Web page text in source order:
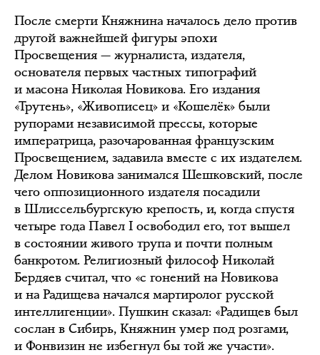
После смерти Княжнина началось дело против
другой важнейшей фигуры эпохи
Просвещения — журналиста, издателя,
основателя первых частных типографий
и масона Николая Новикова. Его издания
«Трутень», «Живописец» и «Кошелёк» были
рупорами независимой прессы, которые
императрица, разочарованная французским
Просвещением, задавила вместе с их издателем.
Делом Новикова занимался Шешковский, после
чего оппозиционного издателя посадили
в Шлиссельбургскую крепость, и, когда спустя
четыре года Павел I освободил его, тот вышел
в состоянии живого трупа и почти полным
банкротом. Религиозный философ Николай
Бердяев считал, что «с гонений на Новикова
и на Радищева начался мартиролог русской
интеллигенции». Пушкин сказал: «Радищев был
сослан в Сибирь, Княжнин умер под розгами,
и Фонвизин не избегнул бы той же участи».